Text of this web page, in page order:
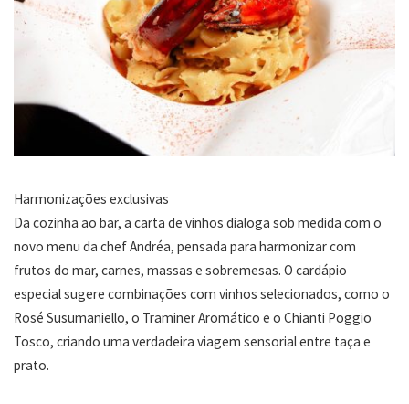
Harmonizações exclusivas
Da cozinha ao bar, a carta de vinhos dialoga sob medida com o
novo menu da chef Andréa, pensada para harmonizar com
frutos do mar, carnes, massas e sobremesas. O cardápio
especial sugere combinações com vinhos selecionados, como o
Rosé Susumaniello, o Traminer Aromático e o Chianti Poggio
Tosco, criando uma verdadeira viagem sensorial entre taça e
prato.